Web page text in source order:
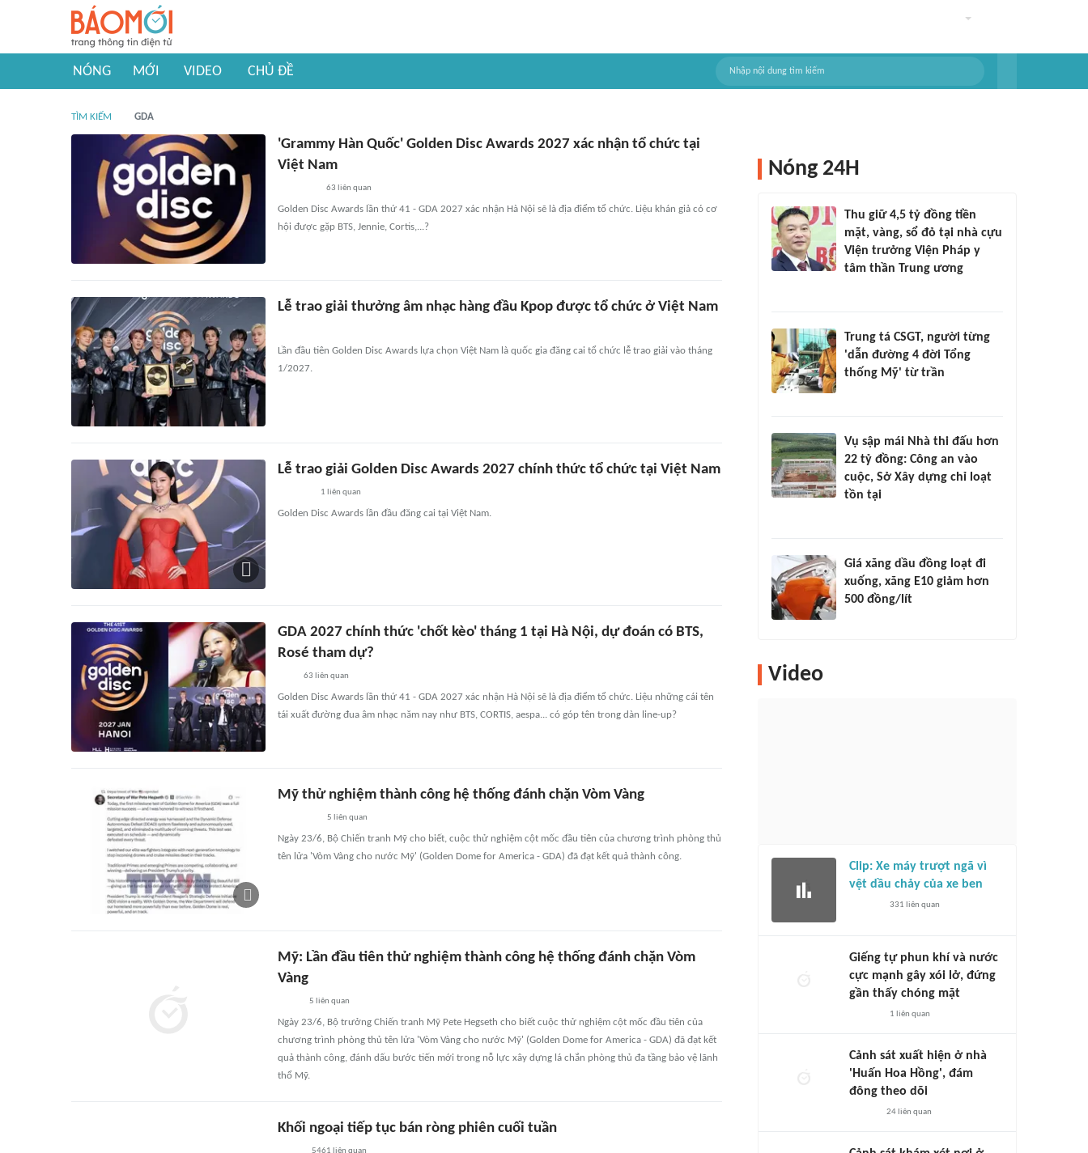
NÓNG MỚI VIDEO CHỦ ĐỀ
TÌM KIẾM GDA
'Grammy Hàn Quốc' Golden Disc Awards 2027 xác nhận tổ chức tại
Việt Nam
63 liên quan
Golden Disc Awards lần thứ 41 - GDA 2027 xác nhận Hà Nội sẽ là địa điểm tổ chức. Liệu khán giả có cơ
hội được gặp BTS, Jennie, Cortis,...?
Lễ trao giải thưởng âm nhạc hàng đầu Kpop được tổ chức ở Việt Nam
Lần đầu tiên Golden Disc Awards lựa chọn Việt Nam là quốc gia đăng cai tổ chức lễ trao giải vào tháng
1/2027.
Lễ trao giải Golden Disc Awards 2027 chính thức tổ chức tại Việt Nam
1 liên quan
Golden Disc Awards lần đầu đăng cai tại Việt Nam.
GDA 2027 chính thức 'chốt kèo' tháng 1 tại Hà Nội, dự đoán có BTS,
Rosé tham dự?
63 liên quan
Golden Disc Awards lần thứ 41 - GDA 2027 xác nhận Hà Nội sẽ là địa điểm tổ chức. Liệu những cái tên
tái xuất đường đua âm nhạc năm nay như BTS, CORTIS, aespa... có góp tên trong dàn line-up?
Mỹ thử nghiệm thành công hệ thống đánh chặn Vòm Vàng
5 liên quan
Ngày 23/6, Bộ Chiến tranh Mỹ cho biết, cuộc thử nghiệm cột mốc đầu tiên của chương trình phòng thủ
tên lửa 'Vòm Vàng cho nước Mỹ' (Golden Dome for America - GDA) đã đạt kết quả thành công.
Mỹ: Lần đầu tiên thử nghiệm thành công hệ thống đánh chặn Vòm
Vàng
5 liên quan
Ngày 23/6, Bộ trưởng Chiến tranh Mỹ Pete Hegseth cho biết cuộc thử nghiệm cột mốc đầu tiên của
chương trình phòng thủ tên lửa 'Vòm Vàng cho nước Mỹ' (Golden Dome for America - GDA) đã đạt kết
quả thành công, đánh dấu bước tiến mới trong nỗ lực xây dựng lá chắn phòng thủ đa tầng bảo vệ lãnh
thổ Mỹ.
Khối ngoại tiếp tục bán ròng phiên cuối tuần
5461 liên quan
Nóng 24H
Thu giữ 4,5 tỷ đồng tiền
mặt, vàng, sổ đỏ tại nhà cựu
Viện trưởng Viện Pháp y
tâm thần Trung ương
Trung tá CSGT, người từng
'dẫn đường 4 đời Tổng
thống Mỹ' từ trần
Vụ sập mái Nhà thi đấu hơn
22 tỷ đồng: Công an vào
cuộc, Sở Xây dựng chỉ loạt
tồn tại
Giá xăng dầu đồng loạt đi
xuống, xăng E10 giảm hơn
500 đồng/lít
Video
Clip: Xe máy trượt ngã vì
vệt dầu chảy của xe ben
331 liên quan
Giếng tự phun khí và nước
cực mạnh gây xói lở, đứng
gần thấy chóng mặt
1 liên quan
Cảnh sát xuất hiện ở nhà
'Huấn Hoa Hồng', đám
đông theo dõi
24liên quan